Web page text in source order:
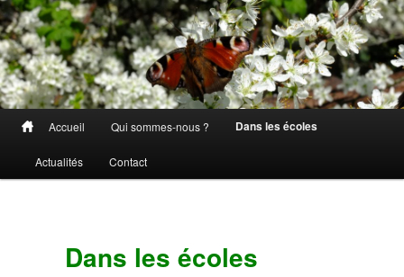
Menu
principal
Aller
au
Accueil Qui sommes-nous ? Dans les écoles
Actualités Contact
Dans les écoles